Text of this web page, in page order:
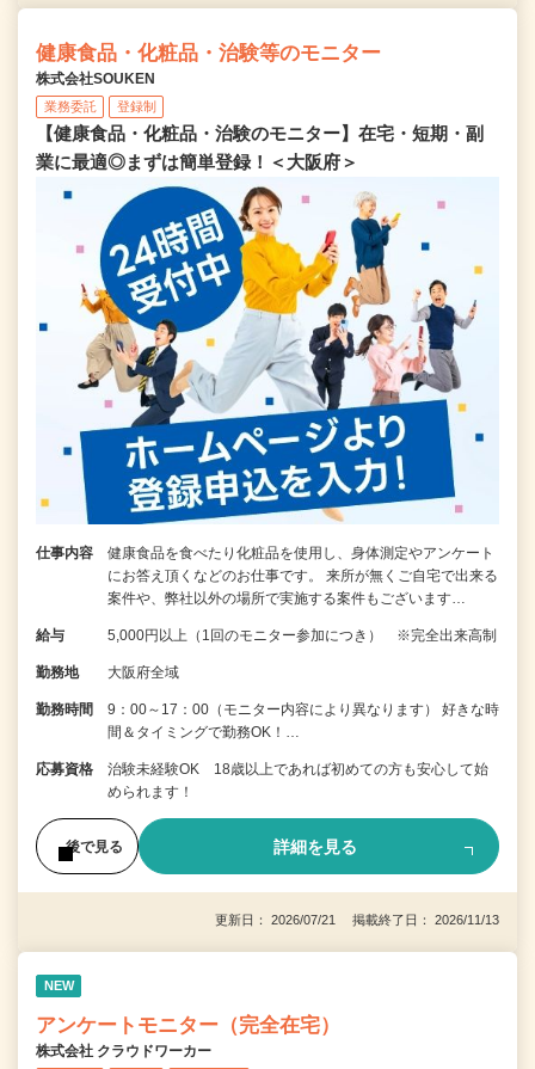
健康食品・化粧品・治験等のモニター
株式会社SOUKEN
業務委託 登録制
【健康食品・化粧品・治験のモニター】在宅・短期・副
業に最適◎まずは簡単登録！＜大阪府＞
仕事内容
健康食品を食べたり化粧品を使用し、身体測定やアンケート
にお答え頂くなどのお仕事です。 来所が無くご自宅で出来る
案件や、弊社以外の場所で実施する案件もございます…
給与 5,000円以上（1回のモニター参加につき） ※完全出来高制
勤務地 大阪府全域
勤務時間
9：00～17：00（モニター内容により異なります） 好きな時
間＆タイミングで勤務OK！…
応募資格
治験未経験OK 18歳以上であれば初めての方も安心して始
められます！
後で見る 詳細を見る
更新日： 2026/07/21 掲載終了日： 2026/11/13
NEW
アンケートモニター（完全在宅）
株式会社 クラウドワーカー